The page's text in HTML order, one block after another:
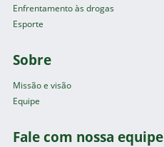
Enfrentamento às drogas
Esporte
Sobre
Missão e visão
Equipe
Fale com nossa equipe